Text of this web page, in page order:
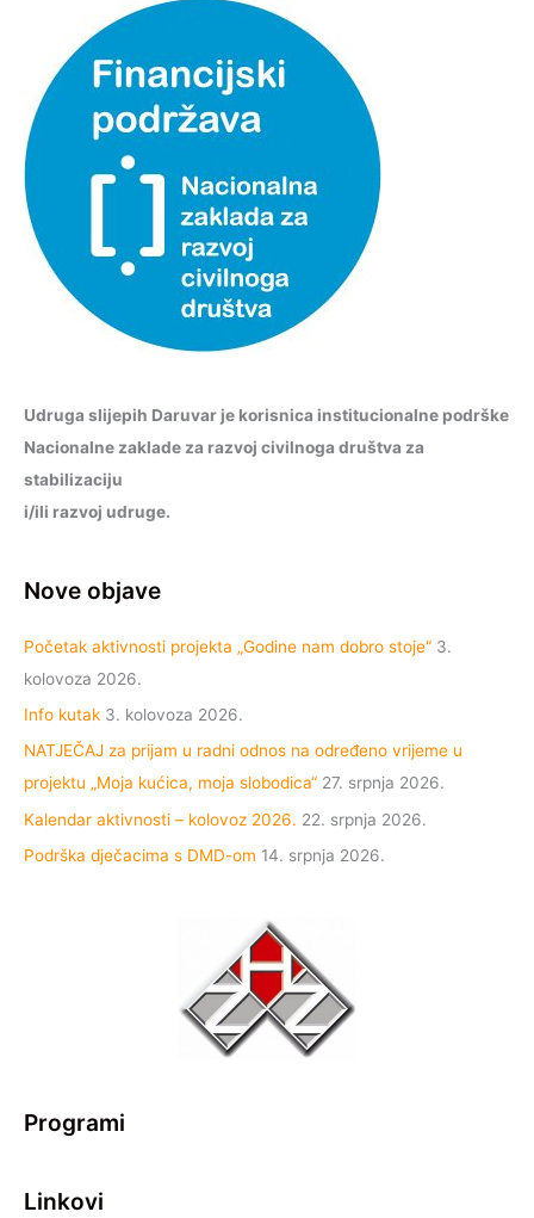
Udruga slijepih Daruvar je korisnica institucionalne podrške
Nacionalne zaklade za razvoj civilnoga društva za
stabilizaciju
i/ili razvoj udruge.
Nove objave
Početak aktivnosti projekta „Godine nam dobro stoje“ 3.
kolovoza 2026.
Info kutak 3. kolovoza 2026.
NATJEČAJ za prijam u radni odnos na određeno vrijeme u
projektu „Moja kućica, moja slobodica“ 27. srpnja 2026.
Kalendar aktivnosti – kolovoz 2026. 22. srpnja 2026.
Podrška dječacima s DMD-om 14. srpnja 2026.
Programi
Linkovi